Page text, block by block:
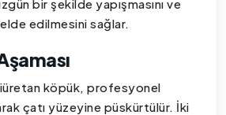
bir şekilde yapışmasını ve
edilmesini sağlar.
köpük, profesyonel
çatı yüzeyine püskürtülür. İki